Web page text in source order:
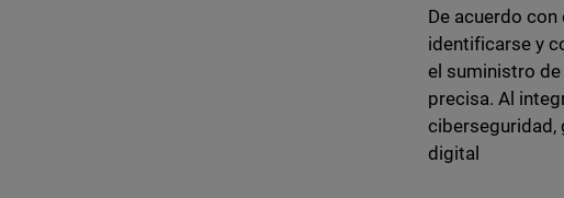
De acuerdo con
identificarse y
el suministro
precisa. Al
ciberseguridad,
digital